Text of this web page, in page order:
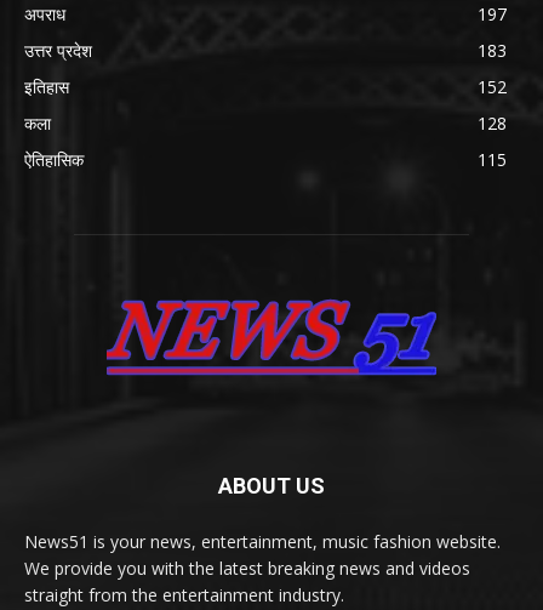
अपराध
197
उत्तर प्रदेश
183
इतिहास
152
कला
128
ऐतिहासिक
115
ABOUT US
News51 is your news, entertainment, music fashion website.
We provide you with the latest breaking news and videos
straight from the entertainment industry.